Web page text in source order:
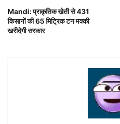
Mandi: प्राकृतिक खेती से 431
किसानों की 65 मिट्रिक टन मक्की
खरीदेगी सरकार